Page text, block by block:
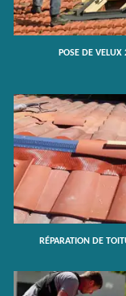
POSE DE VELUX
RÉPARATION DE